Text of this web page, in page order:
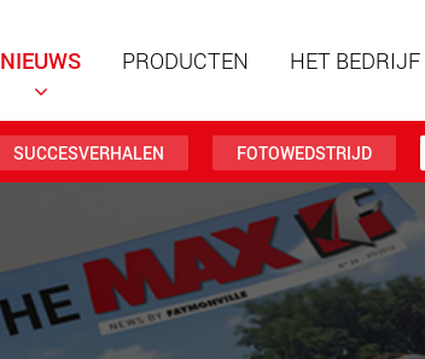
Speciale
123 t
NIEUWS PRODUCTEN HET BEDRIJF
SUCCESVERHALEN FOTOWEDSTRIJD